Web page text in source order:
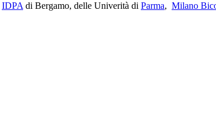
IDPA di Bergamo, delle Univerità di Parma, Milano